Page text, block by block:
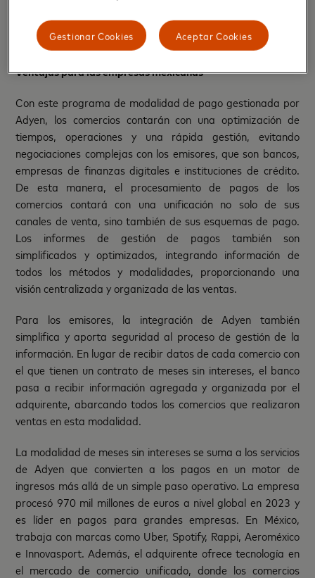
concrete”, concluyó Fabricio Moreno, Country Manager de
Adyen México.
Ventajas para las empresas mexicanas
Con este programa de modalidad de pago gestionada por
Adyen, los comercios contarán con una optimización de
tiempos, operaciones y una rápida gestión, evitando
negociaciones complejas con los emisores, que son bancos,
empresas de finanzas digitales e instituciones de crédito.
De esta manera, el procesamiento de pagos de los
comercios contará con una unificación no solo de sus
canales de venta, sino también de sus esquemas de pago.
Los informes de gestión de pagos también son
simplificados y optimizados, integrando información de
todos los métodos y modalidades, proporcionando una
visión centralizada y organizada de las ventas.
Para los emisores, la integración de Adyen también
simplifica y aporta seguridad al proceso de gestión de la
información. En lugar de recibir datos de cada comercio con
el que tienen un contrato de meses sin intereses, el banco
pasa a recibir información agregada y organizada por el
adquirente, abarcando todos los comercios que realizaron
ventas en esta modalidad.
La modalidad de meses sin intereses se suma a los servicios
de Adyen que convierten a los pagos en un motor de
ingresos más allá de un simple paso operativo. La empresa
procesó 970 mil millones de euros a nivel global en 2023 y
es líder en pagos para grandes empresas. En México,
trabaja con marcas como Uber, Spotify, Rappi, Aeroméxico
e Innovasport. Además, el adquirente ofrece tecnología en
el mercado de comercio unificado, donde los comercios
Aceptar Cookies
Gestionar Cookies